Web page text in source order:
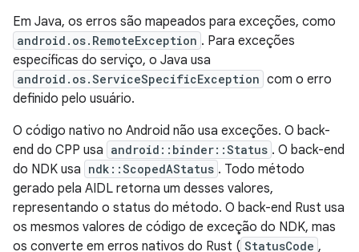
Em Java, os erros são mapeados para exceções, como
android.os.RemoteException . Para exceções
específicas do serviço, o Java usa
android.os.ServiceSpecificException com o erro
definido pelo usuário.
O código nativo no Android não usa exceções. O back-
end do CPP usa android::binder::Status . O back-end
do NDK usa ndk::ScopedAStatus . Todo método
gerado pela AIDL retorna um desses valores,
representando o status do método. O back-end Rust usa
os mesmos valores de código de exceção do NDK, mas
os converte em erros nativos do Rust ( StatusCode ,